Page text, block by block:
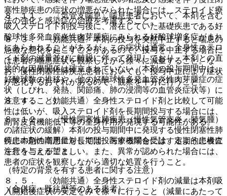
８．１１． 〈気管支喘息〉喘息患者において、本剤を含む
吸入ステロイド剤投与後に、潜在していた基礎疾患である好
酸球性多発血管炎性肉芽腫症にみられる好酸球増多症がまれ
にあらわれることがあるが、この症状は通常、全身性ステロ
イド剤の減量並びに離脱に伴って発現しており、本剤との直
接的な因果関係は確立されていない（本剤の投与期間中は、
好酸球数の推移や、他の好酸球性多発血管炎性肉芽腫症の症
状（しびれ、発熱、関節痛、肺の浸潤等の血管炎症状等）に
注意すること）。
８．１２． 〈慢性閉塞性肺疾患（慢性気管支炎・肺気腫）
の諸症状の緩解〉本剤の投与期間中に発現する慢性閉塞性肺
疾患の急性増悪に対しては、医療機関を受診するよう患者に
注意を与えること。
（特定の背景を有する患者に関する注意）
（合併症・既往歴等のある患者）
塞性肺疾患の症状の増悪がみられた場合には、ステロイド療
法の強化と感染症の治療を考慮すること。
８．３． 〈効能共通〉本剤の投与を突然中止すると喘息の
急激な悪化を起こすことがあるので、投与を中止する場合に
は患者の喘息症状を観察しながら徐々に減量すること。な
お、慢性閉塞性肺疾患患者においても、投与中止により症状
が悪化するおそれがあるので、観察を十分に行うこと。
８．４． 〈効能共通〉全身性ステロイド剤と比較して可能
性は低いが、吸入ステロイド剤を長期間投与する場合には、
副腎皮質機能低下等の全身作用が発現する可能性がある。
特に本剤の高用量を長期間投与する場合には、定期的に検査
を行うことが望ましい。また、異常が認められた場合には、
患者の症状を観察しながら適切な処置を行うこと。
８．５． 〈効能共通〉全身性ステロイド剤の減量は本剤吸
入開始後症状の安定をみて徐々に行うこと（減量にあたって